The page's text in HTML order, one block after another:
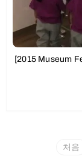
[2015 Museum
처음